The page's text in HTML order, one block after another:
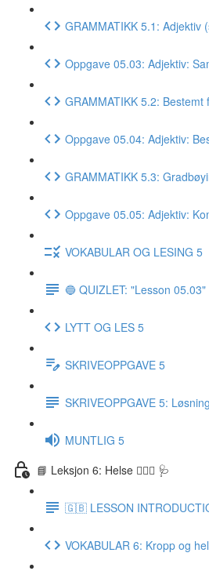
GRAMMATIKK 5.1: Adjektiv
Oppgave 05.03: Adjektiv:
GRAMMATIKK 5.2: Bestemt
Oppgave 05.04: Adjektiv:
GRAMMATIKK 5.3:
Oppgave 05.05: Adjektiv:
VOKABULAR OG LESING 5
🔵 QUIZLET: "Lesson 05.03"
LYTT OG LES 5
SKRIVEOPPGAVE 5
SKRIVEOPPGAVE 5:
MUNTLIG 5
📘 Leksjon 6: Helse 🏃🏻‍♀️ 🩺
🇬🇧 LESSON
VOKABULAR 6: Kropp og